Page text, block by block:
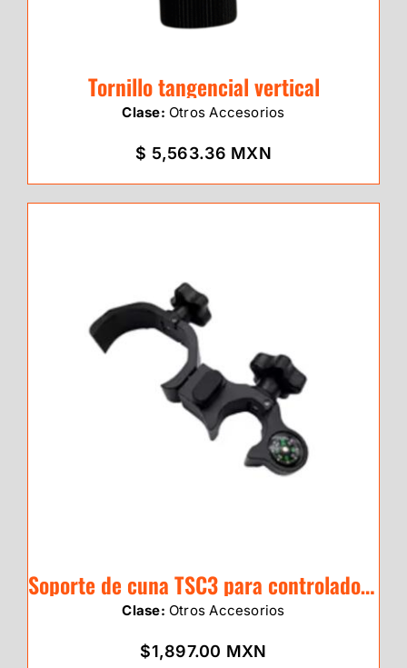
Tornillo tangencial vertical
Clase: Otros Accesorios
$ 5,563.36 MXN
Soporte de cuna TSC3 para controladores TRIMBLE TSC3
Clase: Otros Accesorios
$1,897.00 MXN